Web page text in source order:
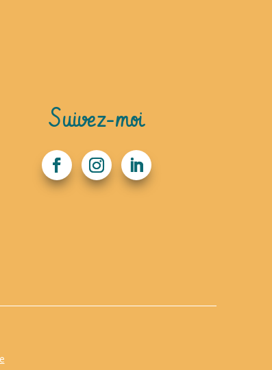
Suivez-moi